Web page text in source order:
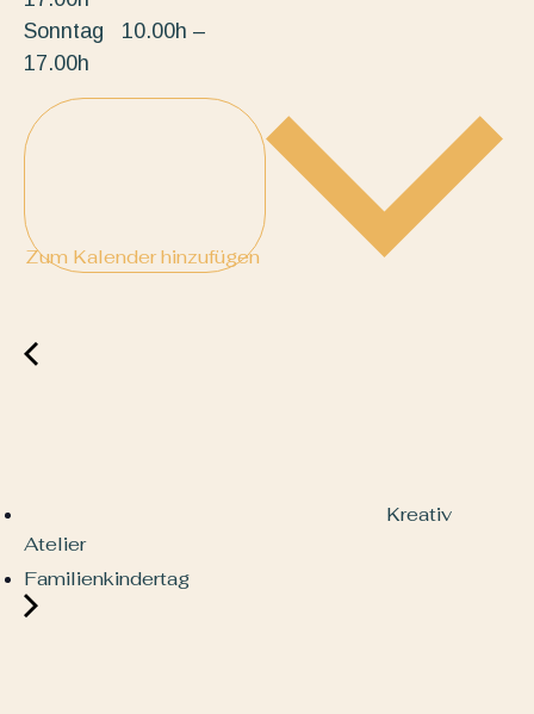
Sonntag 10.00h –
17.00h
Zum Kalender hinzufügen
Kreativ
Atelier
Familienkindertag